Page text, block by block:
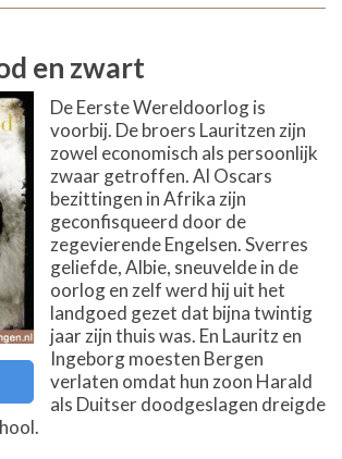
en zwart
De Eerste Wereldoorlog is
voorbij. De broers Lauritzen zijn
zowel economisch als persoonlijk
zwaar getroffen. Al Oscars
bezittingen in Afrika zijn
geconfisqueerd door de
zegevierende Engelsen. Sverres
geliefde, Albie, sneuvelde in de
oorlog en zelf werd hij uit het
landgoed gezet dat bijna twintig
jaar zijn thuis was. En Lauritz en
Ingeborg moesten Bergen
verlaten omdat hun zoon Harald
als Duitser doodgeslagen dreigde